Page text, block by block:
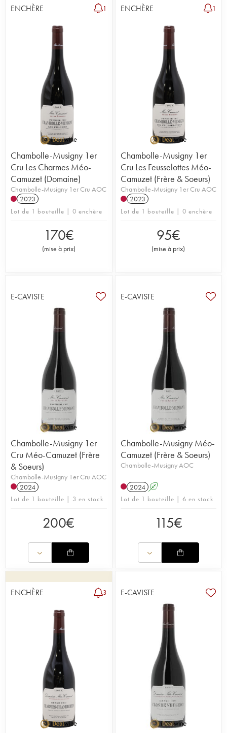
ENCHÈRE 1
Chambolle-Musigny 1er
Cru Les Charmes Méo-
Camuzet (Domaine)
Chambolle-Musigny 1er Cru AOC
2023
Lot de 1 bouteille | 0 enchère
170€
(mise à prix)
ENCHÈRE 1
Chambolle-Musigny 1er
Cru Les Feusselottes Méo-
Camuzet (Frère & Soeurs)
Chambolle-Musigny 1er Cru AOC
2023
Lot de 1 bouteille | 0 enchère
95€
(mise à prix)
E-CAVISTE
Chambolle-Musigny 1er
Cru Méo-Camuzet (Frère
& Soeurs)
Chambolle-Musigny 1er Cru AOC
2024
Lot de 1 bouteille | 3 en stock
200€
E-CAVISTE
Chambolle-Musigny Méo-
Camuzet (Frère & Soeurs)
Chambolle-Musigny AOC
2024 A
Lot de 1 bouteille | 6 en stock
115€
ENCHÈRE 3 E-CAVISTE